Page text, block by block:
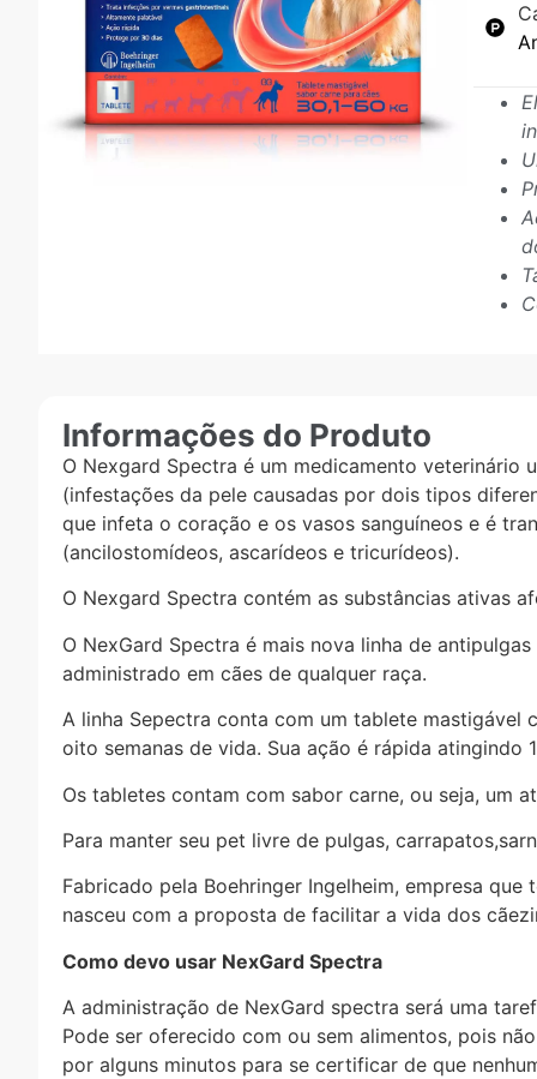
Informações do Produto
O Nexgard Spectra é um medicamento
(infestações da pele causadas por dois tipos
que infeta o coração e os vasos sanguíneos e é
(ancilostomídeos, ascarídeos e tricurídeos).
O Nexgard Spectra contém as substâncias ativas
O NexGard Spectra é mais nova linha de
administrado em cães de qualquer raça.
A linha Sepectra conta com um tablete
oito semanas de vida. Sua ação é rápida
Os tabletes contam com sabor carne, ou seja, um
Para manter seu pet livre de pulgas,
Fabricado pela Boehringer Ingelheim, empresa
nasceu com a proposta de facilitar a vida dos
Como devo usar NexGard Spectra
A administração de NexGard spectra será uma
Pode ser oferecido com ou sem alimentos, pois
por alguns minutos para se certificar de que